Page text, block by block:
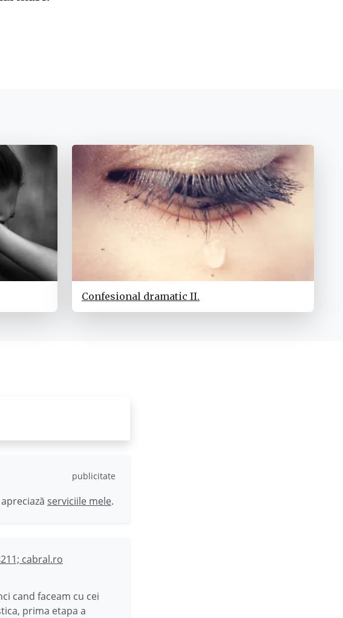
Confesional dramatic II.
publicitate
serviciile mele.
cabral.ro
cand faceam cu cei
prima etapa a